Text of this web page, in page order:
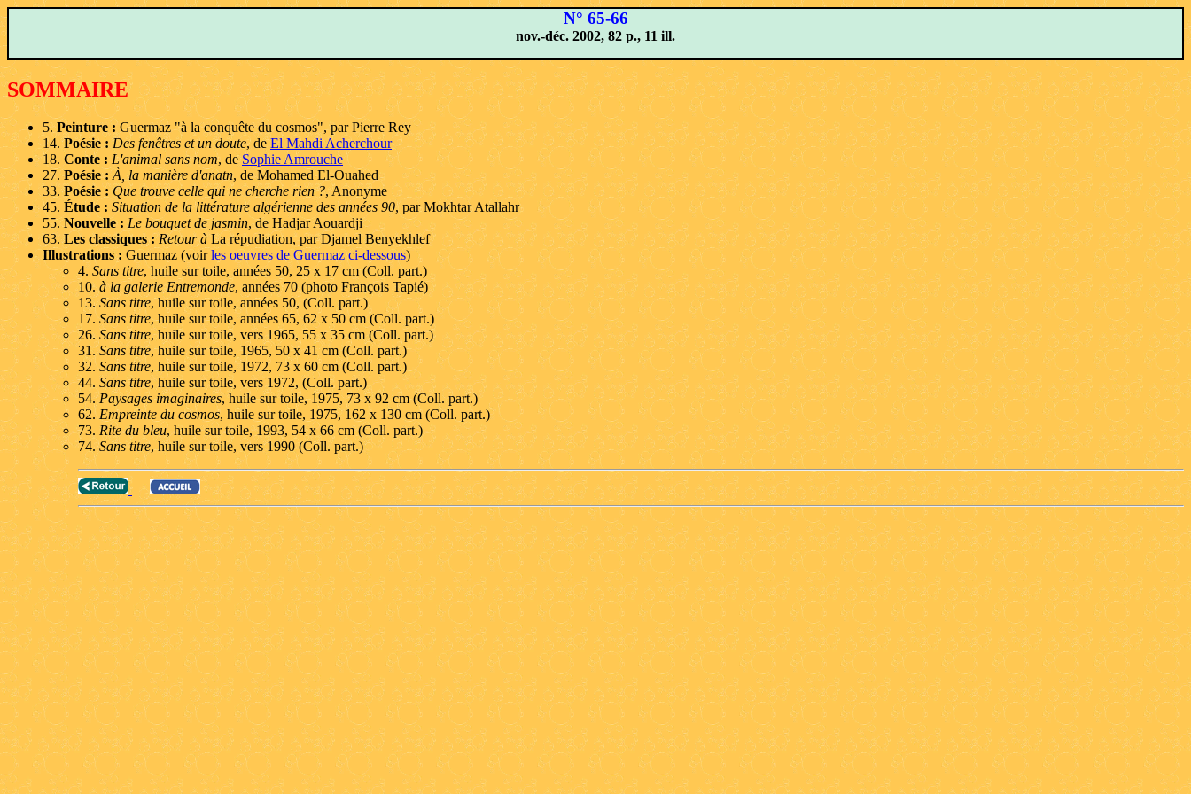
N° 65-66
nov.-déc. 2002, 82 p., 11 ill.
SOMMAIRE
5.Peinture : Guermaz "à la conquête du cosmos", par Pierre Rey
14.Poésie :Des fenêtres et un doute, deEl Mahdi Acherchour
18. Conte : L'animal sans nom, deSophie Amrouche
27.Poésie : À, la manière d'anatn, de Mohamed El-Ouahed
33.Poésie :Que trouve celle qui ne cherche rien ?, Anonyme
45. Étude : Situation de la littérature algérienne des années 90, par Mokhtar Atallahr
55.Nouvelle : Le bouquet de jasmin, de Hadjar Aouardji
63.Les classiques :Retour àLa répudiation, par Djamel Benyekhlef
Illustrations : Guermaz (voirles oeuvres de Guermaz ci-dessous)
4. Sans titre, huile sur toile, années 50, 25 x 17 cm (Coll. part.)
10.à la galerie Entremonde, années 70 (photo François Tapié)
13.Sans titre, huile sur toile, années 50, (Coll. part.)
17. Sans titre, huile sur toile, années 65, 62 x 50 cm (Coll. part.)
26.Sans titre, huile sur toile, vers 1965, 55 x 35 cm (Coll. part.)
31.Sans titre, huile sur toile, 1965, 50 x 41 cm (Coll. part.)
32. Sans titre, huile sur toile, 1972, 73 x 60 cm (Coll. part.)
44. Sans titre, huile sur toile, vers 1972, (Coll. part.)
54.Paysages imaginaires, huile sur toile, 1975, 73 x 92 cm (Coll. part.)
62. Empreinte du cosmos, huile sur toile, 1975, 162 x 130 cm (Coll. part.)
73. Rite du bleu, huile sur toile, 1993, 54 x 66 cm (Coll. part.)
74.Sans titre, huile sur toile, vers 1990 (Coll. part.)